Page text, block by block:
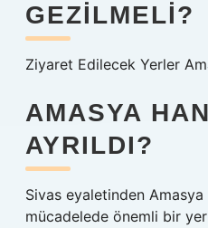
GEZILMELI?
Ziyaret Edilecek Yerler
AMASYA
AYRILDI?
Sivas eyaletinden Amasya
mücadelede önemli bir